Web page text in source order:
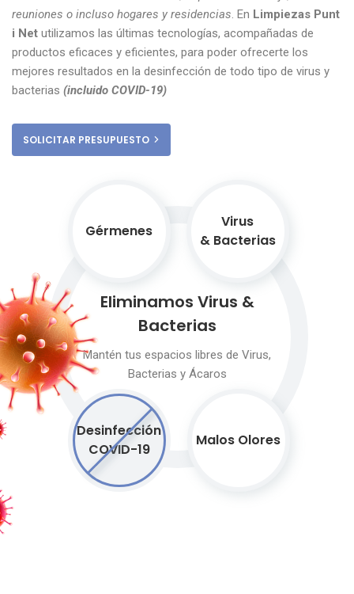
reuniones o incluso hogares y residencias . En Limpiezas Punt
i Net utilizamos las últimas tecnologías, acompañadas de
productos eficaces y eficientes, para poder ofrecerte los
mejores resultados en la desinfección de todo tipo de virus y
bacterias (incluido COVID-19)
SOLICITAR PRESUPUESTO
Gérmenes
Virus
& Bacterias
Malos Olores
Desinfección
COVID-19
Eliminamos Virus &
Bacterias
Mantén tus espacios libres de Virus,
Bacterias y Ácaros